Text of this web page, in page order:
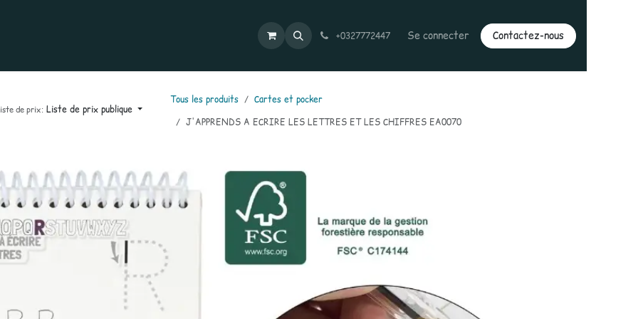
Contactez-nous +0327772447 Se connecter Contactez-nous
de prix: Liste de prix publique
Tous les produits
Cartes et pocker
J'APPRENDS A ECRIRE LES LETTRES ET LES CHIFFRES EA0070